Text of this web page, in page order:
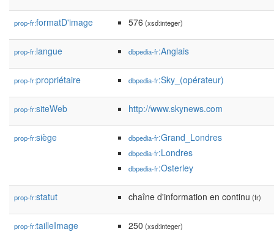
prop-fr:formatD'image 576 (xsd:integer)
prop-fr:langue dbpedia-fr:Anglais
prop-fr:propriétaire dbpedia-fr:Sky_(opérateur)
prop-fr:siteWeb http://www.skynews.com
prop-fr:siège dbpedia-fr:Grand_Londres
dbpedia-fr:Londres
dbpedia-fr:Osterley
prop-fr:statut chaîne d'information en continu (fr)
prop-fr:tailleImage 250 (xsd:integer)